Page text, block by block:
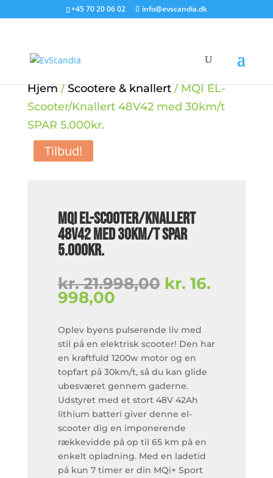
+45 70 20 06 02 info@evscandia.dk
Hjem/Scootere & knallert/ MQI EL-
Scooter/Knallert 48V42 med 30km/t
SPAR 5.000kr.
Tilbud!
MQI EL-Scooter/Knallert
48V42 med 30km/t SPAR
5.000kr.
kr.21.998,00 Den
var:
kr. 21.998,00.
kr. 16.
998,00Den
pris
er:
kr. 16.998,00.
Oplev byens pulserende liv med
stil på en elektrisk scooter! Den har
en kraftfuld 1200w motor og en
topfart på 30km/t, så du kan glide
ubesværet gennem gaderne.
Udstyret med et stort 48V 42Ah
lithium batteri giver denne el-
scooter dig en imponerende
rækkevidde på op til 65 km på en
enkelt opladning. Med en ladetid
på kun 7 timer er din MQi+ Sport